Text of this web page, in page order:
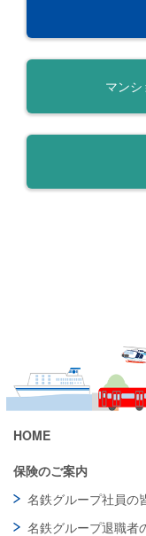
マン
HOME
保険のご案内
名鉄グループ社員の
名鉄グループ退職者